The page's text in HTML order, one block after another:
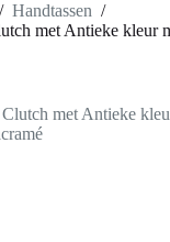
/ Handtassen /
met Antieke kleur